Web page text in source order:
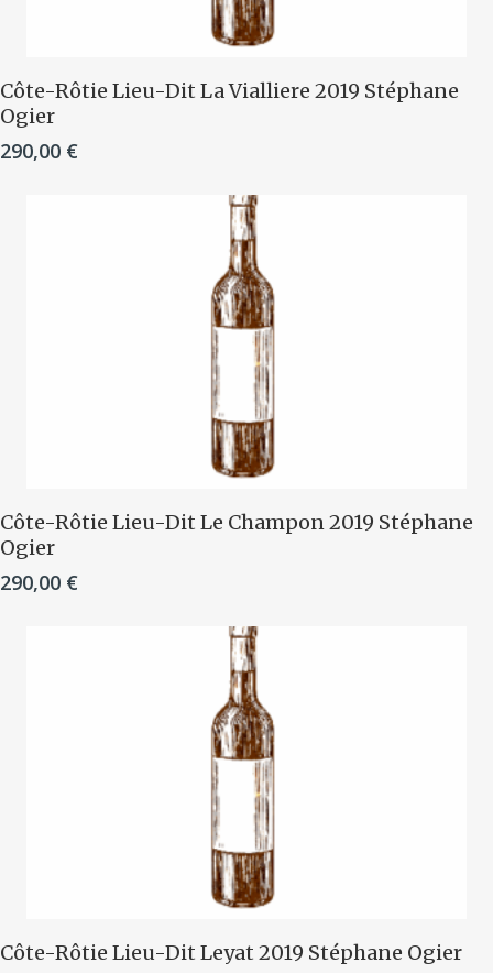
Ajouter Au Panier
Côte-Rôtie Lieu-Dit La Vialliere 2019 Stéphane
Ogier
290,00 €
Ajouter Au Panier
Côte-Rôtie Lieu-Dit Le Champon 2019 Stéphane
Ogier
290,00 €
Ajouter Au Panier
Côte-Rôtie Lieu-Dit Leyat 2019 Stéphane Ogier